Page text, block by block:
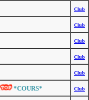
Club
Club
Club
Club
Club
*COURS* Club